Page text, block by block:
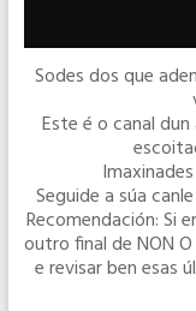
Sodes dos que
Este é o canal
Seguide a súa
Recomendación: Si
outro final de NON
e revisar ben esas